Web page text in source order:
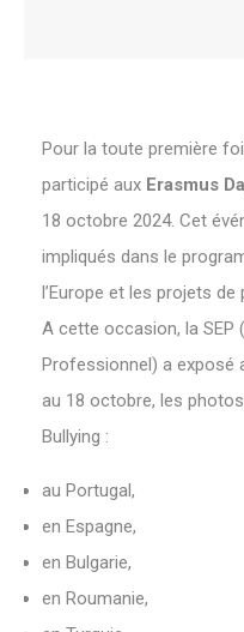
Pour la toute première
participé aux Erasmus
18 octobre 2024. Cet
impliqués dans le
l’Europe et les projets
A cette occasion, la SEP
Professionnel) a exposé
au 18 octobre, les
Bullying :
au Portugal,
en Espagne,
en Bulgarie,
en Roumanie,